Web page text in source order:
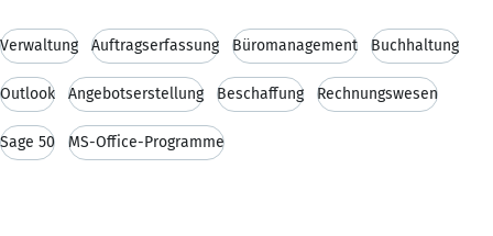
Verwaltung Auftragserfassung Büromanagement Buchhaltung
Outlook Angebotserstellung Beschaffung Rechnungswesen
Sage 50 MS-Office-Programme